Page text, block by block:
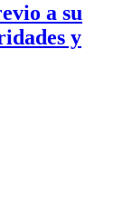
a su
y